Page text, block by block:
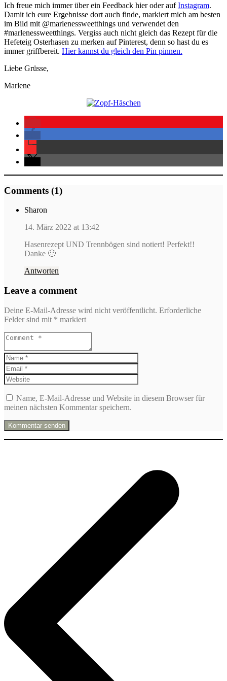
Ich freue mich immer über ein Feedback hier oder aufInstagram.
Damit ich eure Ergebnisse dort auch finde, markiert mich am besten
im Bild mit @marlenessweetthings und verwendet den
#marlenessweetthings. Vergiss auch nicht gleich das Rezept für die
Hefeteig Osterhasen zu merken auf Pinterest, denn so hast du es
immer griffbereit. Hier kannst du gleich den Pin pinnen.
Liebe Grüsse,
Marlene
Comments (1)
Sharon
14. März 2022 at 13:42
Hasenrezept UND Trennbögen sind notiert! Perfekt!!
Danke 🙂
Antworten
Leave a comment
Deine E-Mail-Adresse wird nicht veröffentlicht. Erforderliche
Felder sind mit * markiert
Name, E-Mail-Adresse und Website in diesem Browser für
meinen nächsten Kommentar speichern.